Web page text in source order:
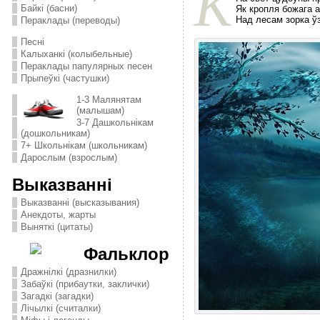
Байкі (басни)
Пераклады (переводы)
Песні
Калыханкі (колыбельные)
Пераклады папулярных песен
Прыпеўкі (частушки)
1-3 Малянятам
(малышам)
3-7 Дашкольнікам
(дошкольникам)
7+ Школьнікам (школьникам)
Дарослым (взрослым)
Выказванні
Выказванні (высказывания)
Анекдоты, жарты
Выняткі (цитаты)
Фальклор
Дражнілкі (дразнилки)
Забаўкі (прибаутки, заклички)
Загадкі (загадки)
Лічылкі (считалки)
Як кропля божага
Над лесам зорка